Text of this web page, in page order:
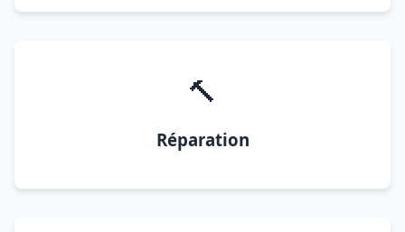
🔨
Réparation